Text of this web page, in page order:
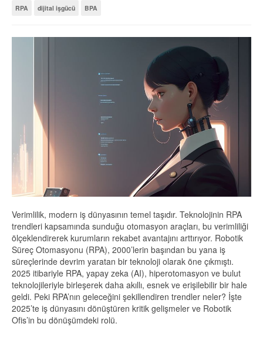
RPA dijital işgücü BPA
Verimlilik, modern iş dünyasının temel taşıdır. Teknolojinin RPA
trendleri kapsamında sunduğu otomasyon araçları, bu verimliliği
ölçeklendirerek kurumların rekabet avantajını arttırıyor. Robotik
Süreç Otomasyonu (RPA), 2000’lerin başından bu yana iş
süreçlerinde devrim yaratan bir teknoloji olarak öne çıkmıştı.
2025 itibariyle RPA, yapay zeka (AI), hiperotomasyon ve bulut
teknolojileriyle birleşerek daha akıllı, esnek ve erişilebilir bir hale
geldi. Peki RPA’nın geleceğini şekillendiren trendler neler? İşte
2025’te iş dünyasını dönüştüren kritik gelişmeler ve Robotik
Ofis’in bu dönüşümdeki rolü.